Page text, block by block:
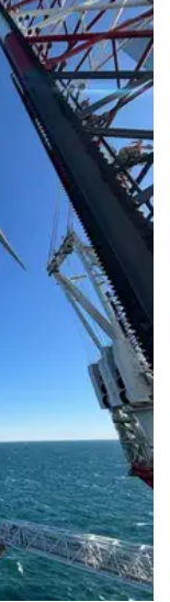
του
στα τέλη